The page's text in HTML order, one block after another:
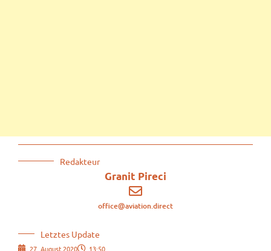
Redakteur
Granit Pireci
office@aviation.direct
Letztes Update
27. August 2020 13:50